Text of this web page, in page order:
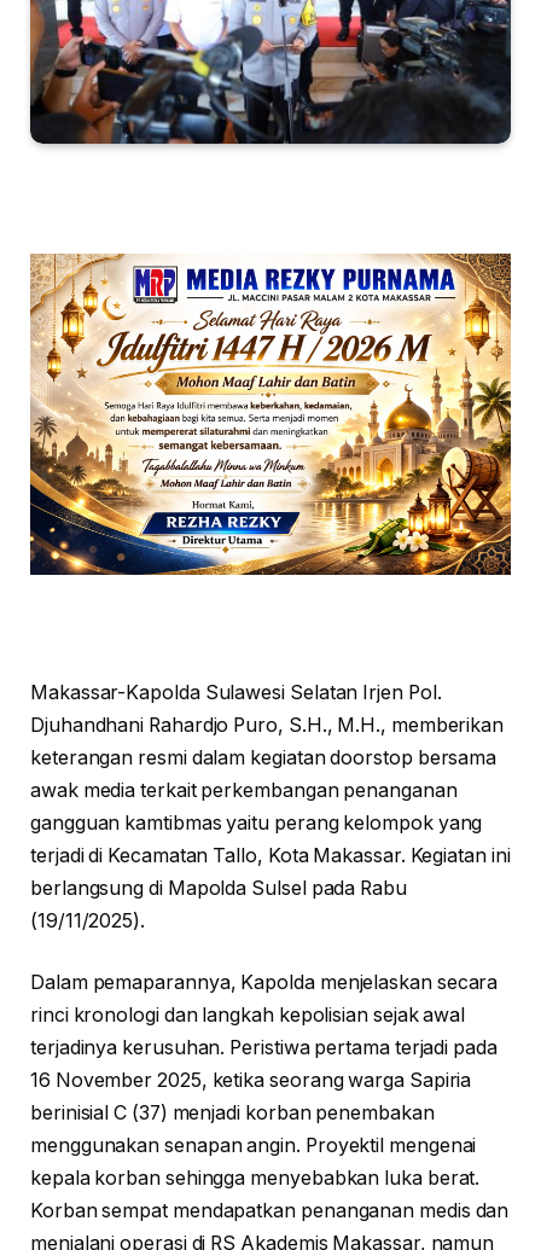
Makassar-Kapolda Sulawesi Selatan Irjen Pol.
Djuhandhani Rahardjo Puro, S.H., M.H., memberikan
keterangan resmi dalam kegiatan doorstop bersama
awak media terkait perkembangan penanganan
gangguan kamtibmas yaitu perang kelompok yang
terjadi di Kecamatan Tallo, Kota Makassar. Kegiatan ini
berlangsung di Mapolda Sulsel pada Rabu
(19/11/2025).
Dalam pemaparannya, Kapolda menjelaskan secara
rinci kronologi dan langkah kepolisian sejak awal
terjadinya kerusuhan. Peristiwa pertama terjadi pada
16 November 2025, ketika seorang warga Sapiria
berinisial C (37) menjadi korban penembakan
menggunakan senapan angin. Proyektil mengenai
kepala korban sehingga menyebabkan luka berat.
Korban sempat mendapatkan penanganan medis dan
menjalani operasi di RS Akademis Makassar, namun